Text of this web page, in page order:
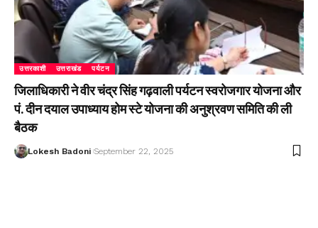
उत्तरकाशी उत्तराखंड पर्यटन
जिलाधिकारी ने वीर चंद्र सिंह गढ़वाली पर्यटन स्वरोजगार योजना और
पं. दीन दयाल उपाध्याय होम स्टे योजना की अनुश्रवण समिति की ली
बैठक
Lokesh Badoni September 22, 2025